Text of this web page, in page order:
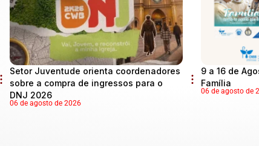
Setor Juventude orienta coordenadores
sobre a compra de ingressos para o
DNJ 2026
06 de agosto de 2026
9 a 16 de
Família
06 de agosto de